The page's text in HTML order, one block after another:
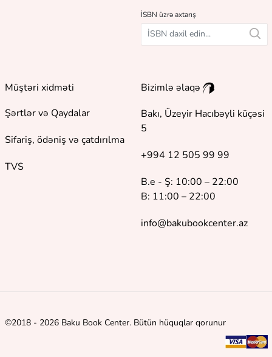
İSBN üzrə axtarış
Müştəri xidməti
Şərtlər və Qaydalar
Sifariş, ödəniş və çatdırılma
TVS
Bizimlə əlaqə
Bakı, Üzeyir Hacıbəyli küçəsi
5
+994 12 505 99 99
B.e - Ş: 10:00 – 22:00
B: 11:00 – 22:00
info@bakubookcenter.az
©2018 - 2026 Baku Book Center. Bütün hüquqlar qorunur